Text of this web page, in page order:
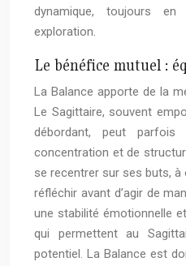
dynamique, toujours
exploration.
Le bénéfice mutuel :
La Balance apporte de la
Le Sagittaire, souvent
débordant, peut
concentration et de
se recentrer sur ses buts,
réfléchir avant d’agir de
une stabilité émotionnelle
qui permettent au
potentiel. La Balance est